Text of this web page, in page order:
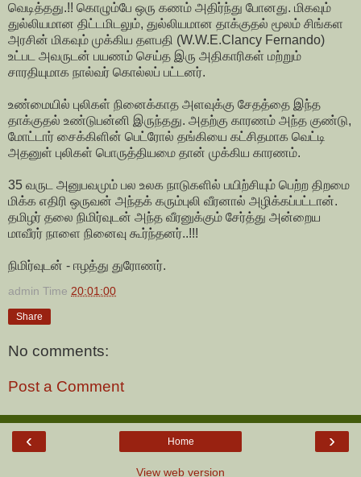
வெடித்தது.!! கொழும்பே ஒரு கணம் அதிர்ந்து போனது. மிகவும்
துல்லியமான திட்டமிடலும், துல்லியமான தாக்குதல் மூலம் சிங்கள
அரசின் மிகவும் முக்கிய தளபதி (W.W.E.Clancy Fernando)
உட்பட அவருடன் பயணம் செய்த இரு அதிகாரிகள் மற்றும்
சாரதியுமாக நால்வர் கொல்லப் பட்டனர்.
உண்மையில் புலிகள் நினைக்காத அளவுக்கு சேதத்தை இந்த
தாக்குதல் உண்டுபன்னி இருந்தது. அதற்கு காரணம் அந்த குண்டு,
மோட்டார் சைக்கிளின் பெட்ரோல் தங்கியை கட்சிதமாக வெட்டி
அதனுள் புலிகள் பொருத்தியமை தான் முக்கிய காரணம்.
35 வருட அனுபவமும் பல உலக நாடுகளில் பயிற்சியும் பெற்ற திறமை
மிக்க எதிரி ஒருவன் அந்தக் கரும்புலி வீரனால் அழிக்கப்பட்டான்.
தமிழர் தலை நிமிர்வுடன் அந்த வீரனுக்கும் சேர்த்து அன்றைய
மாவீரர் நாளை நினைவு கூர்ந்தனர்..!!!
நிமிர்வுடன் - ஈழத்து துரோணர்.
admin Time 20:01:00
Share
No comments:
Post a Comment
‹ ›
Home
View web version